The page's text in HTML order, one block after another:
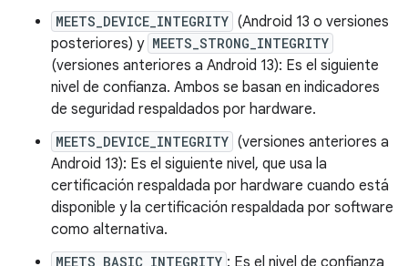
MEETS_DEVICE_INTEGRITY (Android 13 o versiones
posteriores) y MEETS_STRONG_INTEGRITY
(versiones anteriores a Android 13): Es el siguiente
nivel de confianza. Ambos se basan en indicadores
de seguridad respaldados por hardware.
MEETS_DEVICE_INTEGRITY (versiones anteriores a
Android 13): Es el siguiente nivel, que usa la
certificación respaldada por hardware cuando está
disponible y la certificación respaldada por software
como alternativa.
MEETS_BASIC_INTEGRITY